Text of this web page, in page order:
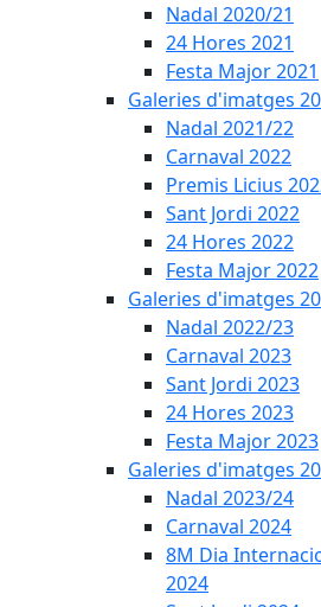
Nadal 2020/21
24 Hores 2021
Festa Major 2021
Galeries d'imatges
Nadal 2021/22
Carnaval 2022
Premis Licius
Sant Jordi 2022
24 Hores 2022
Festa Major 2022
Galeries d'imatges
Nadal 2022/23
Carnaval 2023
Sant Jordi 2023
24 Hores 2023
Festa Major 2023
Galeries d'imatges
Nadal 2023/24
Carnaval 2024
8M Dia
2024